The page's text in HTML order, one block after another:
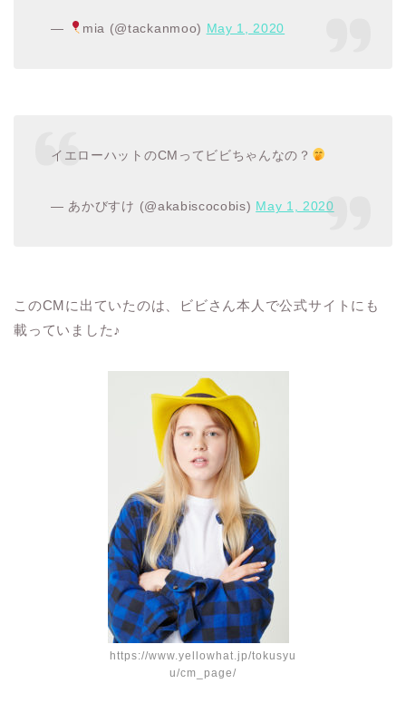
— mia (@tackanmoo) May 1, 2020
イエローハットのCMってビビちゃんなの？
— あかびすけ (@akabiscocobis) May 1, 2020
このCMに出ていたのは、ビビさん本人で公式サイトにも
載っていました♪
https://www.yellowhat.jp/tokusyu
u/cm_page/